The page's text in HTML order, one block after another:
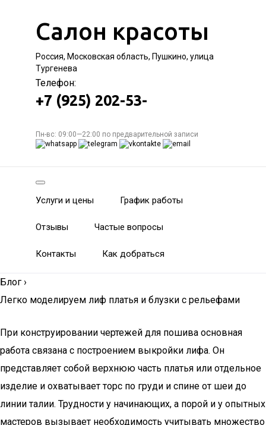
Салон красоты
Россия, Московская область, Пушкино, улица
Тургенева
Телефон:
+7 (925) 202-53-
Пн-вс: 09:00—22:00 по предварительной записи
Услуги и цены График работы
Отзывы Частые вопросы
Контакты Как добраться
Блог ›
Легко моделируем лиф платья и блузки с рельефами
При конструировании чертежей для пошива основная
работа связана с построением выкройки лифа. Он
представляет собой верхнюю часть платья или отдельное
изделие и охватывает торс по груди и спине от шеи до
линии талии. Трудности у начинающих, а порой и у опытных
мастеров вызывает необходимость учитывать множество